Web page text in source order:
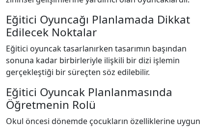
Eğitici Oyuncağı Planlamada Dikkat
Edilecek Noktalar
Eğitici oyuncak tasarlanırken tasarımın başından
sonuna kadar birbirleriyle ilişkili bir dizi işlemin
gerçekleştiği bir süreçten söz edilebilir.
Eğitici Oyuncak Planlanmasında
Öğretmenin Rolü
Okul öncesi dönemde çocukların özelliklerine uygun